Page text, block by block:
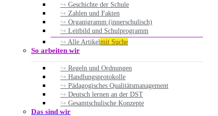
Geschichte der Schule
Zahlen und Fakten
Organigramm (innerschulisch)
Leitbild und Schulprogramm
Alle Artikelmit Suche
So arbeiten wir
Regeln und Ordnungen
Handlungsprotokolle
Pädagogisches Qualitätsmanagement
Deutsch lernen an der DST
Gesamtschulische Konzepte
Das sind wir